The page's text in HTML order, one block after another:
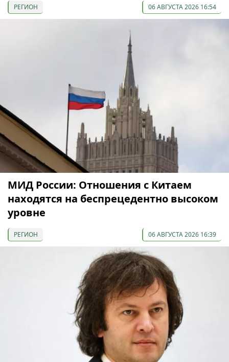
РЕГИОН 06 АВГУСТА 2026 16:54
МИД России: Отношения с Китаем
находятся на беспрецедентно высоком
уровне
РЕГИОН 06 АВГУСТА 2026 16:39